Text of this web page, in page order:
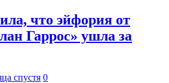
что эйфория от
Гаррос» ушла за
спустя 0